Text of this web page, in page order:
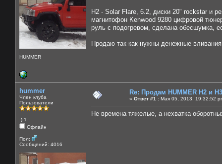
HUMMER
H2 - Solar Flare, 6.2, диски 20" rockstar и
магнитофон Kenwood 9280 цифровой
руль с подогревом, сделана обесшумка,
Продаю так-как нужны денежные
hummer
Член клуба
Пользователи
:) 1
Офлайн
Пол:
Сообщений: 4016
Re: Продам HUMMER H2 и H3
« Ответ #1 : Мая 05, 2013, 19:32:52
Не времена тяжелые, а нехватка